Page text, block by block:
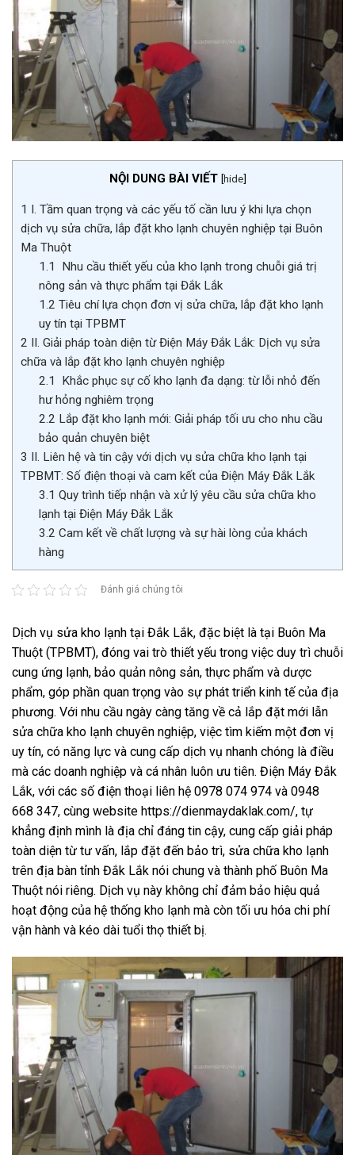
NỘI DUNG BÀI VIẾT [hide]
1 I. Tầm quan trọng và các yếu tố cần lưu ý khi lựa chọn
dịch vụ sửa chữa, lắp đặt kho lạnh chuyên nghiệp tại Buôn
Ma Thuột
1.1
Nhu cầu thiết yếu của kho lạnh trong chuỗi giá trị
nông sản và thực phẩm tại Đắk Lắk
1.2 Tiêu chí lựa chọn đơn vị sửa chữa, lắp đặt kho lạnh
uy tín tại TPBMT
2 II. Giải pháp toàn diện từ Điện Máy Đắk Lắk: Dịch vụ sửa
chữa và lắp đặt kho lạnh chuyên nghiệp
2.1
Khắc phục sự cố kho lạnh đa dạng: từ lỗi nhỏ đến
hư hỏng nghiêm trọng
2.2 Lắp đặt kho lạnh mới: Giải pháp tối ưu cho nhu cầu
bảo quản chuyên biệt
3 II. Liên hệ và tin cậy với dịch vụ sửa chữa kho lạnh tại
TPBMT: Số điện thoại và cam kết của Điện Máy Đắk Lắk
3.1 Quy trình tiếp nhận và xử lý yêu cầu sửa chữa kho
lạnh tại Điện Máy Đắk Lắk
3.2 Cam kết về chất lượng và sự hài lòng của khách
hàng
Đánh giá chúng tôi
Dịch vụ sửa kho lạnh tại Đắk Lắk, đặc biệt là tại Buôn Ma
Thuột (TPBMT), đóng vai trò thiết yếu trong việc duy trì chuỗi
cung ứng lạnh, bảo quản nông sản, thực phẩm và dược
phẩm, góp phần quan trọng vào sự phát triển kinh tế của địa
phương. Với nhu cầu ngày càng tăng về cả lắp đặt mới lẫn
sửa chữa kho lạnh chuyên nghiệp, việc tìm kiếm một đơn vị
uy tín, có năng lực và cung cấp dịch vụ nhanh chóng là điều
mà các doanh nghiệp và cá nhân luôn ưu tiên. Điện Máy Đắk
Lắk, với các số điện thoại liên hệ 0978 074 974 và 0948
668 347, cùng website https://dienmaydaklak.com/, tự
khẳng định mình là địa chỉ đáng tin cậy, cung cấp giải pháp
toàn diện từ tư vấn, lắp đặt đến bảo trì, sửa chữa kho lạnh
trên địa bàn tỉnh Đắk Lắk nói chung và thành phố Buôn Ma
Thuột nói riêng. Dịch vụ này không chỉ đảm bảo hiệu quả
hoạt động của hệ thống kho lạnh mà còn tối ưu hóa chi phí
vận hành và kéo dài tuổi thọ thiết bị.